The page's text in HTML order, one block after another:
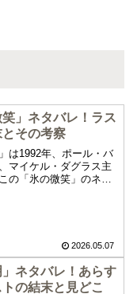
」ネタバレ！ラス
とその考察
は1992年、ポール・バ
マイケル・ダグラス主
の「氷の微笑」のネタ
2026.05.07
」ネタバレ！あらす
の結末と見どこ